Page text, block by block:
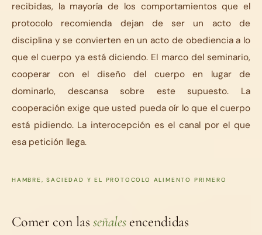
recibidas, la mayoría de los comportamientos que el
protocolo recomienda dejan de ser un acto de
disciplina y se convierten en un acto de obediencia a lo
que el cuerpo ya está diciendo. El marco del seminario,
cooperar con el diseño del cuerpo en lugar de
dominarlo, descansa sobre este supuesto. La
cooperación exige que usted pueda oír lo que el cuerpo
está pidiendo. La interocepción es el canal por el que
esa petición llega.
HAMBRE, SACIEDAD Y EL PROTOCOLO ALIMENTO PRIMERO
Comer con lasseñalesencendidas